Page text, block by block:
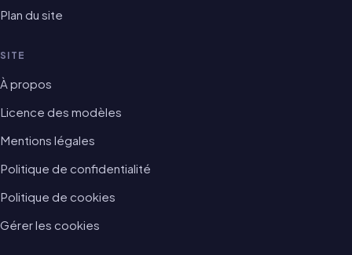
Plan du site
SITE
À propos
Licence des modèles
Mentions légales
Politique de confidentialité
Politique de cookies
Gérer les cookies